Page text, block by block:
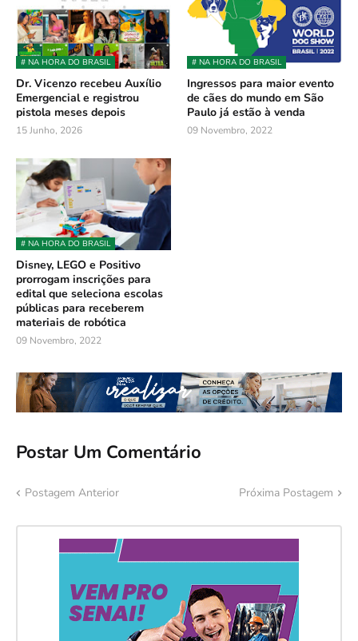
# NA HORA DO BRASIL
Dr. Vicenzo recebeu Auxílio
Emergencial e registrou
pistola meses depois
15 Junho, 2026
# NA HORA DO BRASIL
Ingressos para maior evento
de cães do mundo em São
Paulo já estão à venda
09 Novembro, 2022
# NA HORA DO BRASIL
Disney, LEGO e Positivo
prorrogam inscrições para
edital que seleciona escolas
públicas para receberem
materiais de robótica
09 Novembro, 2022
Postar Um Comentário
Postagem Anterior Próxima Postagem